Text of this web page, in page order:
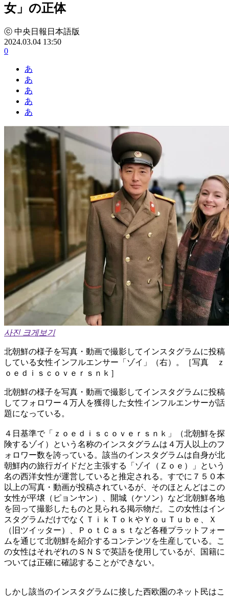
女」の正体
ⓒ 中央日報日本語版
2024.03.04 13:50
0
あ
あ
あ
あ
あ
사진 크게보기
北朝鮮の様子を写真・動画で撮影してインスタグラムに投稿
している女性インフルエンサー「ゾイ」（右）。［写真 ｚ
ｏｅｄｉｓｃｏｖｅｒｓｎｋ］
北朝鮮の様子を写真・動画で撮影してインスタグラムに投稿
してフォロワー４万人を獲得した女性インフルエンサーが話
題になっている。
４日基準で「ｚｏｅｄｉｓｃｏｖｅｒｓｎｋ」（北朝鮮を探
険するゾイ）という名称のインスタグラムは４万人以上のフ
ォロワー数を誇っている。該当のインスタグラムは自身が北
朝鮮内の旅行ガイドだと主張する「ゾイ（Ｚｏｅ）」という
名の西洋女性が運営していると推定される。すでに７５０本
以上の写真・動画が投稿されているが、そのほとんどはこの
女性が平壌（ピョンヤン）、開城（ケソン）など北朝鮮各地
を回って撮影したものと見られる掲示物だ。この女性はイン
スタグラムだけでなくＴｉｋＴｏｋやＹｏｕＴｕｂｅ、Ｘ
（旧ツイッター）、ＰｏｔＣａｓｔなど各種プラットフォー
ムを通じて北朝鮮を紹介するコンテンツを生産している。こ
の女性はそれぞれのＳＮＳで英語を使用しているが、国籍に
ついては正確に確認することができない。
しかし該当のインスタグラムに接した西欧圏のネット民はこ